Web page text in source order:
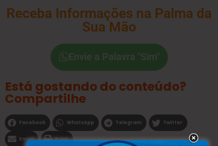
Receba Informações na Palma da
Sua Mão
Envie a Palavra "Sim"
Está gostando do conteúdo?
Compartilhe
Facebook WhatsApp Telegram Twitter
Email Print